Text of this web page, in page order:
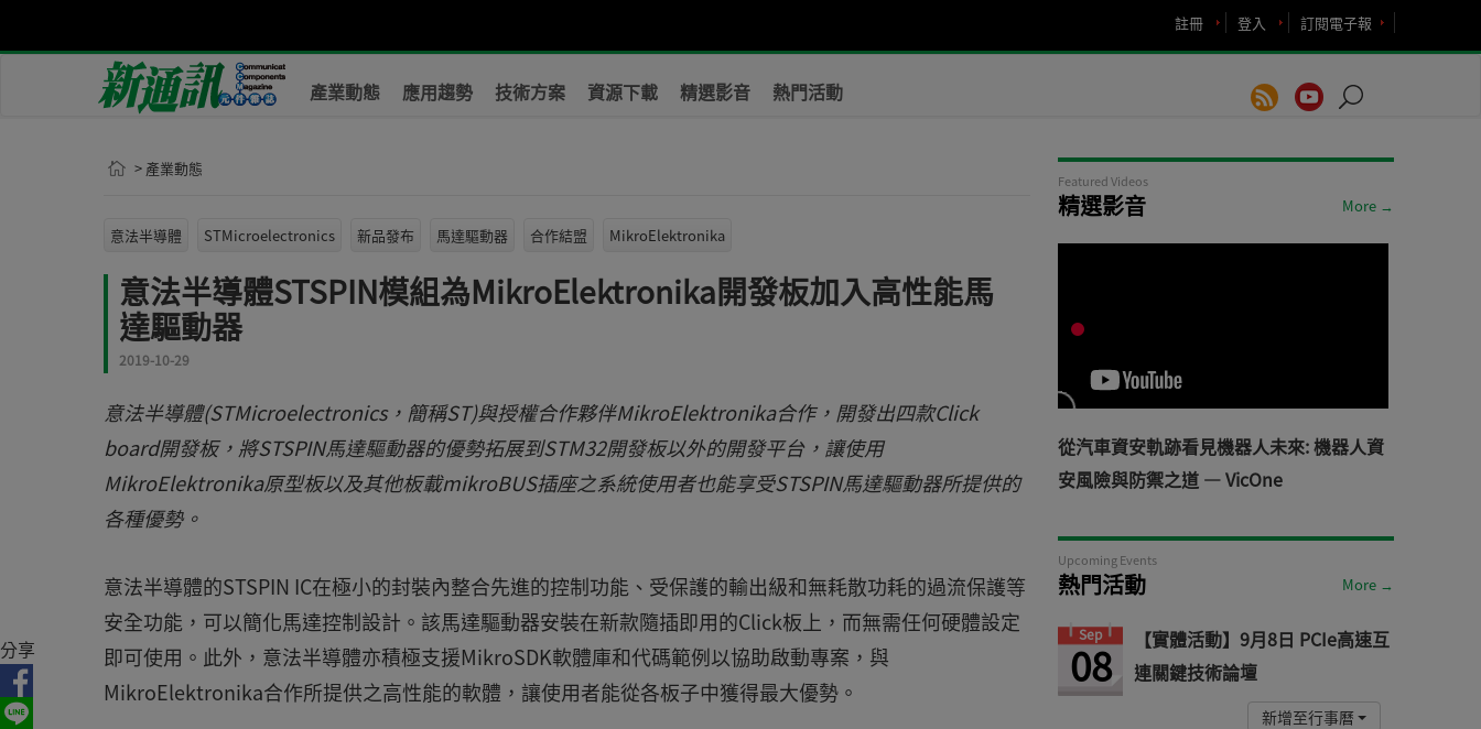
訂閱電子報
登入
註冊
產業動態 應用趨勢 技術方案 資源下載 精選影音 熱門活動
> 產業動態
意法半導體 STMicroelectronics 新品發布 馬達驅動器 合作結盟 MikroElektronika
意法半導體STSPIN模組為MikroElektronika開發板加入高性能馬
達驅動器
2019-10-29
意法半導體(STMicroelectronics，簡稱ST)與授權合作夥伴MikroElektronika合作，開發出四款Click
board開發板，將STSPIN馬達驅動器的優勢拓展到STM32開發板以外的開發平台，讓使用
MikroElektronika原型板以及其他板載mikroBUS插座之系統使用者也能享受STSPIN馬達驅動器所提供的
各種優勢。
意法半導體的STSPIN IC在極小的封裝內整合先進的控制功能、受保護的輸出級和無耗散功耗的過流保護等
安全功能，可以簡化馬達控制設計。該馬達驅動器安裝在新款隨插即用的Click板上，而無需任何硬體設定
即可使用。此外，意法半導體亦積極支援MikroSDK軟體庫和代碼範例以協助啟動專案，與
MikroElektronika合作所提供之高性能的軟體，讓使用者能從各板子中獲得最大優勢。
Featured Videos
精選影音 More →
從汽車資安軌跡看見機器人未來: 機器人資
安風險與防禦之道 — VicOne
Upcoming Events
熱門活動 More →
Sep
08
【實體活動】9月8日 PCIe高速互
連關鍵技術論壇
新增至行事曆
分享